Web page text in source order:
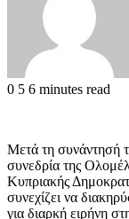
0 5 6 minutes read
Μετά τη συνάντησή
συνεδρία της
Κυπριακής
συνεχίζει να
για διαρκή ειρήνη